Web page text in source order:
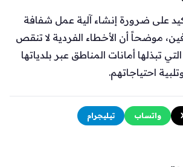
على ضرورة إنشاء آلية عمل شفافة
موضحاً أن الأخطاء الفردية لا تنقص
تبذلها أمانات المناطق عبر بلدياتها
احتياجاتهم.
واتساب تيليجرام